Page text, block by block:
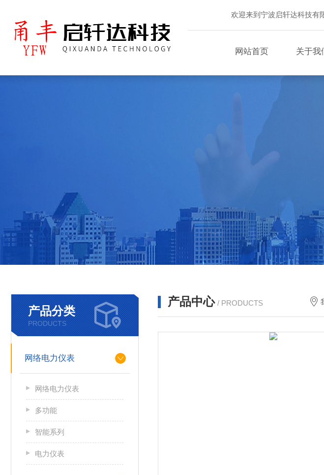
欢迎来到宁波启轩达科技有
网站首页 关于我
产品分类
PRODUCTS
网络电力仪表
网络电力仪表
多功能
智能系列
电力仪表
产品中心 / PRODUCTS